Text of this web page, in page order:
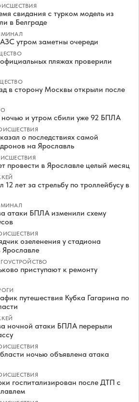
свидания с турком модель из
в Белграде
утром заметны очереди
пляжах проверили
в сторону Москвы открыли после
и утром сбили уже 92 БПЛА
о последствиях самой
на Ярославль
провести в Ярославле целый месяц
12 лет за стрельбу по троллейбусу в
атаки БПЛА изменили схему
озеленения у стадиона
Ярославле
приступают к ремонту
путешествия Кубка Гагарина по
ночной атаки БПЛА перерыли
ночью объявлена атака
госпитализирован после ДТП с